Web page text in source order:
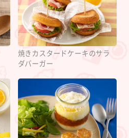
焼きカスタードケーキのサラ
ダバーガー